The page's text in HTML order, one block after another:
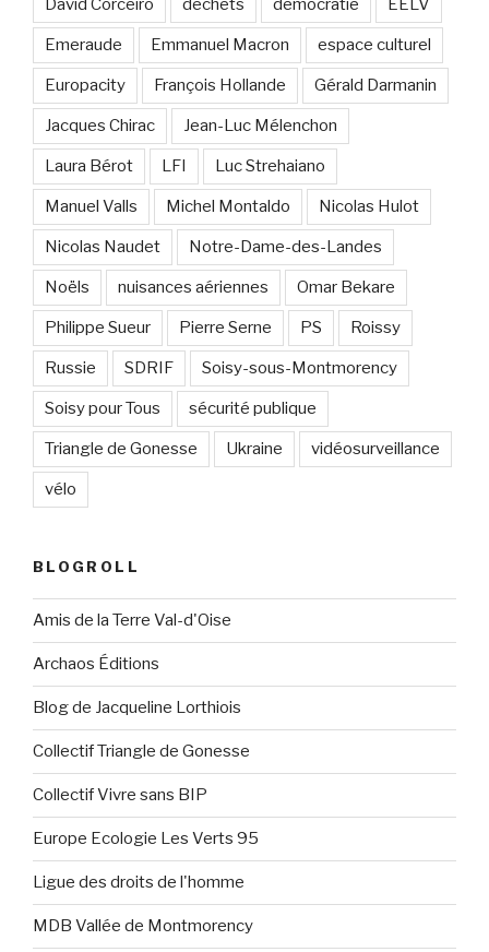
David Corceiro déchets démocratie EELV
Emeraude Emmanuel Macron espace culturel
Europacity François Hollande Gérald Darmanin
Jacques Chirac Jean-Luc Mélenchon
Laura Bérot LFI Luc Strehaiano
Manuel Valls Michel Montaldo Nicolas Hulot
Nicolas Naudet Notre-Dame-des-Landes
Noëls nuisances aériennes Omar Bekare
Philippe Sueur Pierre Serne PS Roissy
Russie SDRIF Soisy-sous-Montmorency
Soisy pour Tous sécurité publique
Triangle de Gonesse Ukraine vidéosurveillance
vélo
BLOGROLL
Amis de la Terre Val-d'Oise
Archaos Éditions
Blog de Jacqueline Lorthiois
Collectif Triangle de Gonesse
Collectif Vivre sans BIP
Europe Ecologie Les Verts 95
Ligue des droits de l'homme
MDB Vallée de Montmorency